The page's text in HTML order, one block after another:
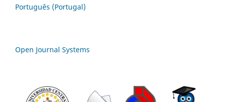
Português (Portugal)
Open Journal Systems